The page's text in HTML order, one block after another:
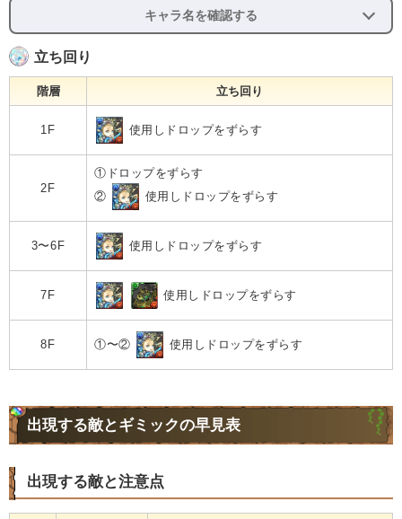
キャラ名を確認する
立ち回り
階層 立ち回り
1F 使用しドロップをずらす
2F
①ドロップをずらす
②
使用しドロップをずらす
3〜6F 使用しドロップをずらす
7F 使用しドロップをずらす
8F ①〜② 使用しドロップをずらす
出現する敵とギミックの早見表
出現する敵と注意点